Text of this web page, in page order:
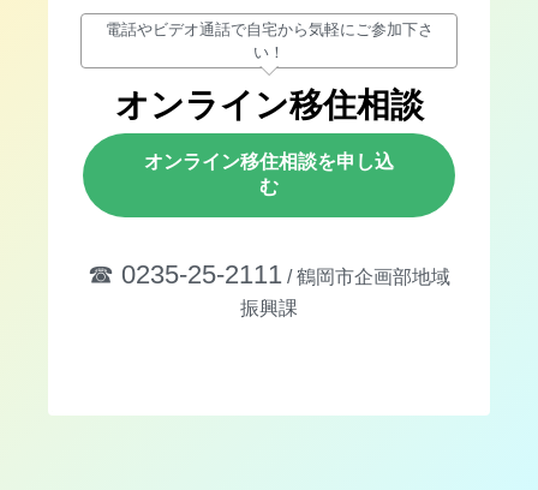
電話やビデオ通話で自宅から気軽にご参加下さ
い！
オンライン移住相談
オンライン移住相談を申し込
む
☎︎ 0235-25-2111 / 鶴岡市企画部地域
振興課